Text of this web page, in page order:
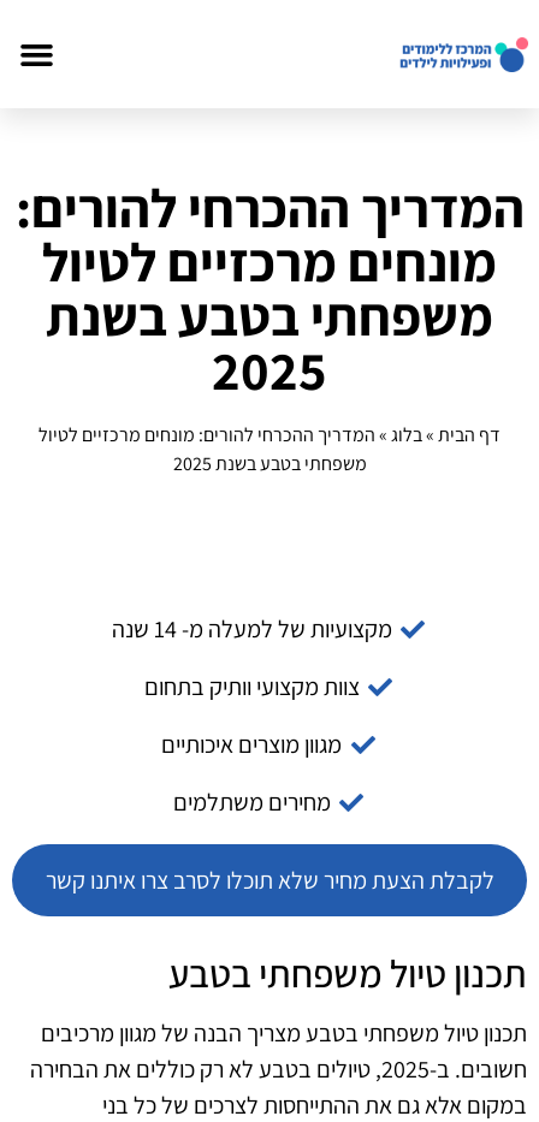
המדריך ההכרחי להורים:
מונחים מרכזיים לטיול
משפחתי בטבע בשנת
2025
דף הבית»בלוג»המדריך ההכרחי להורים: מונחים מרכזיים לטיול
משפחתי בטבע בשנת 2025
מקצועיות של למעלה מ- 14 שנה
צוות מקצועי וותיק בתחום
מגוון מוצרים איכותיים
מחירים משתלמים
לקבלת הצעת מחיר שלא תוכלו לסרב צרו איתנו קשר
תכנון טיול משפחתי בטבע
תכנון טיול משפחתי בטבע מצריך הבנה של מגוון מרכיבים
חשובים. ב-2025, טיולים בטבע לא רק כוללים את הבחירה
במקום אלא גם את ההתייחסות לצרכים של כל בני